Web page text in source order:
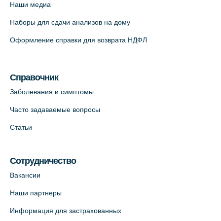
+7 (812) 664-55-80
На карте
+7 (812) 660-73-69
На карте
На карте
Лабораторный терминал на
партнёр)
Наши медиа
Наборы для сдачи анализов на дому
Оформление справки для возврата НДФЛ
Справочник
Заболевания и симптомы
Часто задаваемые вопросы
Статьи
Сотрудничество
Вакансии
Наши партнеры
Информация для застрахованных